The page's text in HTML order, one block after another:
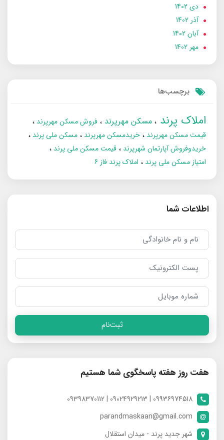
دی 1402
آذر 1402
آبان 1402
مهر 1402
برچسب‌ها
املاک پرند مسکن مهرپرند
فروش مسکن مهرپرند
قیمت مسکن مهرپرند
خریدمسکن مهرپرند
مسکن ملی پرند
خریدوفروش آپارتمان شهرپرند
قیمت مسکن ملی پرند
امتیاز مسکن ملی پرند
املاک پرند فاز 6
اطلاعات شما
ثبت‌نام
هفت روز هفته پاسخگوی شما هستیم
09936974518 | 09024929213 | 09398370112
parandmaskaan@gmail.com
شهر جدید پرند - میدان استقلال